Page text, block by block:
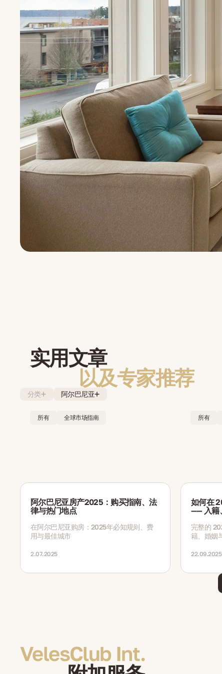
实用文章
以及专家推荐
分类 阿尔巴尼亚
所有 全球市场指南
阿尔巴尼亚房产2025：购买指南、法
律与热门地点
在阿尔巴尼亚购房：2025年必知规则、费
用与最佳城市
2.07.2025
所有
如何在
—— 入籍
完整的
籍、婚姻
22.09.2025
VelesClub Int.